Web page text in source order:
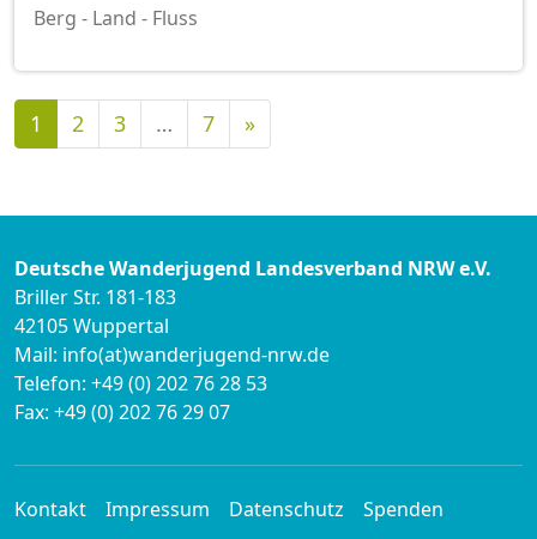
Berg - Land - Fluss
1 2 3 … 7 »Nächste
Deutsche Wanderjugend Landesverband NRW e.V.
Briller Str. 181-183
42105 Wuppertal
Mail: info(at)wanderjugend-nrw.de
Telefon: +49 (0) 202 76 28 53
Fax: +49 (0) 202 76 29 07
Kontakt Impressum Datenschutz Spenden